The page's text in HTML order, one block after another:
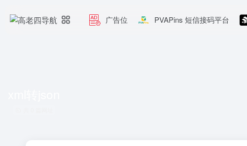
广告位 PVAPins 短信接码平台